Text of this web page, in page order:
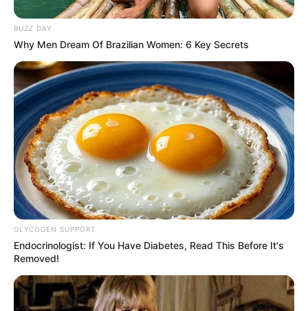
TAGS TULANG RUSUK MENUJU SURGA
BUZZ DAY
Why Men Dream Of Brazilian Women: 6 Key Secrets
GLYCOGEN SUPPORT
Endocrinologist: If You Have Diabetes, Read This Before It's
Removed!